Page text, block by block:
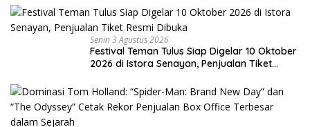
Senin 3 Agustus 2026
Festival Teman Tulus Siap Digelar 10 Oktober
2026 di Istora Senayan, Penjualan Tiket